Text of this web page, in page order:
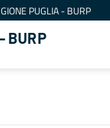
PUGLIA - BURP
BURP